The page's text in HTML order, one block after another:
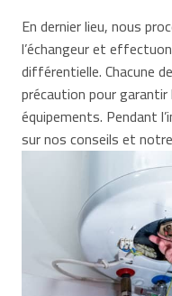
En dernier lieu, nous
l’échangeur et
différentielle. Chacune
précaution pour
équipements. Pendant
sur nos conseils et